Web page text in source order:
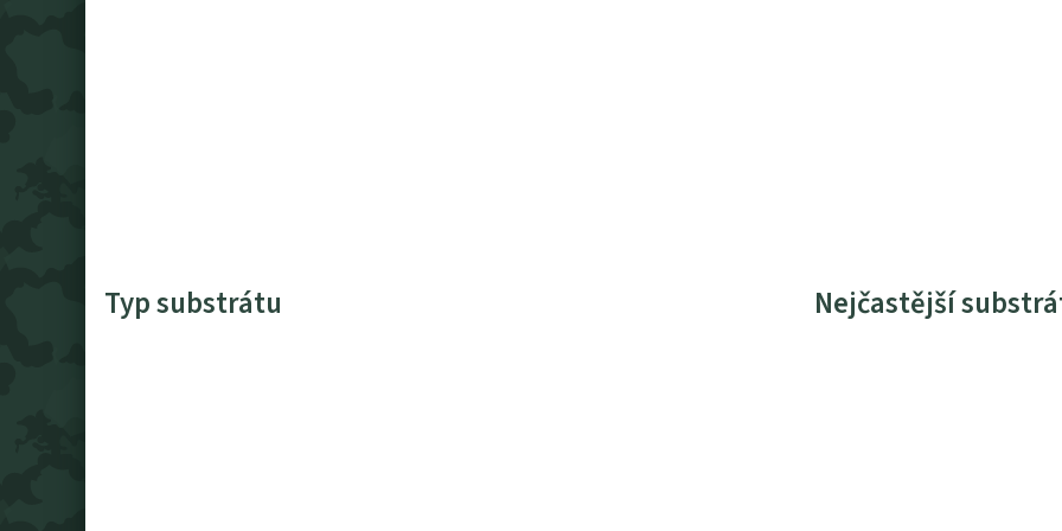
Typ substrátu Nejčastější